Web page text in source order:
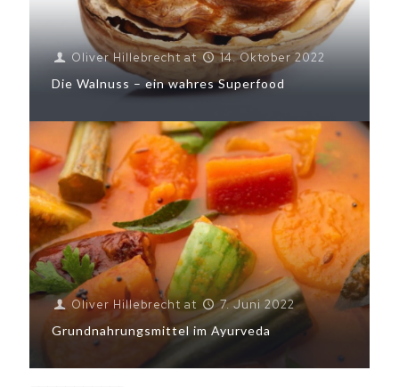
Oliver Hillebrecht at
14. Oktober 2022
Die Walnuss – ein wahres Superfood
Oliver Hillebrecht at
7. Juni 2022
Grundnahrungsmittel im Ayurveda